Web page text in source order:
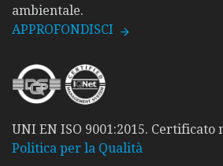
ambientale.
APPROFONDISCI
UNI EN ISO 9001:2015. Certificato
Politica per la Qualità